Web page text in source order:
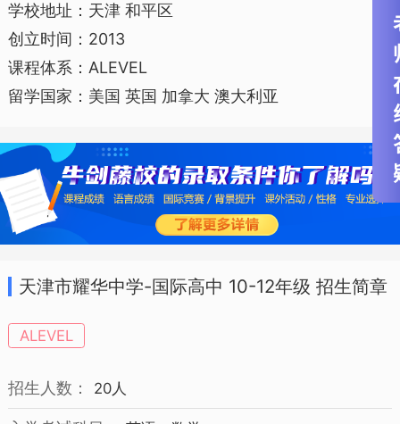
学校地址：天津 和平区
创立时间：2013
课程体系：ALEVEL
留学国家：美国 英国 加拿大 澳大利亚
天津市耀华中学-国际高中 10-12年级 招生简章
ALEVEL
招生人数： 20人